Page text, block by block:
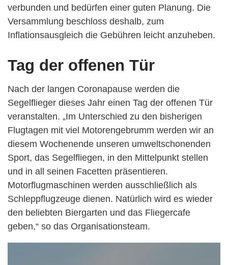
verbunden und bedürfen einer guten Planung. Die
Versammlung beschloss deshalb, zum
Inflationsausgleich die Gebühren leicht anzuheben.
Tag der offenen Tür
Nach der langen Coronapause werden die
Segelflieger dieses Jahr einen Tag der offenen Tür
veranstalten. „Im Unterschied zu den bisherigen
Flugtagen mit viel Motorengebrumm werden wir an
diesem Wochenende unseren umweltschonenden
Sport, das Segelfliegen, in den Mittelpunkt stellen
und in all seinen Facetten präsentieren.
Motorflugmaschinen werden ausschließlich als
Schleppflugzeuge dienen. Natürlich wird es wieder
den beliebten Biergarten und das Fliegercafe
geben,“ so das Organisationsteam.